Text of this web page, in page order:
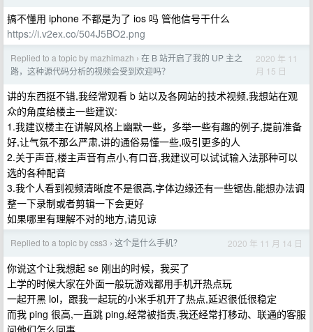
搞不懂用 iphone 不都是为了 ios 吗 管他信号干什么
https://i.v2ex.co/504J5BO2.png
Replied to a topic by mazhimazh › 在 B 站开启了我的 UP 主之
路，这种源代码分析的视频会受到欢迎吗？
2020 年 11
月 15 日
讲的东西挺不错,我经常观看 b 站以及各网站的技术视频,我想站在观
众的角度给楼主一些建议:
1.我建议楼主在讲解风格上幽默一些，多举一些有趣的例子,提前准备
好,让气氛不那么严肃,讲的通俗易懂一些,吸引更多的人
2.关于声音,楼主声音有点小,有口音,我建议可以试试输入法那种可以
选的各种配音
3.我个人看到视频清晰度不是很高,字体边缘还有一些锯齿,能想办法调
整一下录制或者剪辑一下会更好
如果哪里有理解不对的地方,请见谅
Replied to a topic by css3 › 这个是什么手机？ 2020 年 11 月 14 日
你说这个让我想起 se 刚出的时候，我买了
上学的时候大家在外面一般玩游戏都用手机开热点玩
一起开黑 lol，跟我一起玩的小米手机开了热点,延迟很低很稳定
而我 ping 很高,一直跳 ping,经常被指责,我还经常打移动、联通的客服
问他们怎么回事